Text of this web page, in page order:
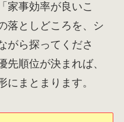
家事効率が良いこ
落としどころを、シ
がら探ってくださ
先順位が決まれば、
にまとまります。